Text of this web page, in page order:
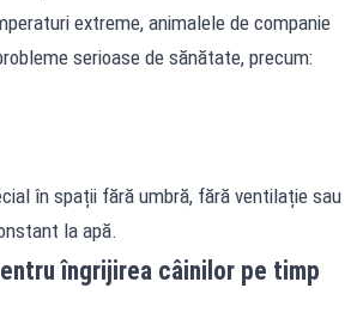
extreme, animalele de companie
serioase de sănătate, precum:
în spații fără umbră, fără ventilație sau
la apă.
îngrijirea câinilor pe timp